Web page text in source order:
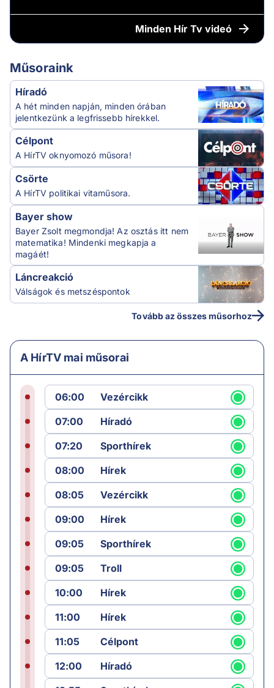
Minden Hír Tv videó
Műsoraink
Híradó
A hét minden napján, minden órában
jelentkezünk a legfrissebb hírekkel.
Célpont
A HírTV oknyomozó műsora!
Csörte
A HírTV politikai vitaműsora.
Bayer show
Bayer Zsolt megmondja! Az osztás itt nem
matematika! Mindenki megkapja a
magáét!
Láncreakció
Válságok és metszéspontok
Tovább az összes műsorhoz
A HírTV mai műsorai
06:00
Vezércikk
07:00
Híradó
07:20
Sporthírek
08:00
Hírek
08:05
Vezércikk
09:00
Hírek
09:05
Sporthírek
09:05
Troll
10:00
Hírek
11:00
Hírek
11:05
Célpont
12:00
Híradó